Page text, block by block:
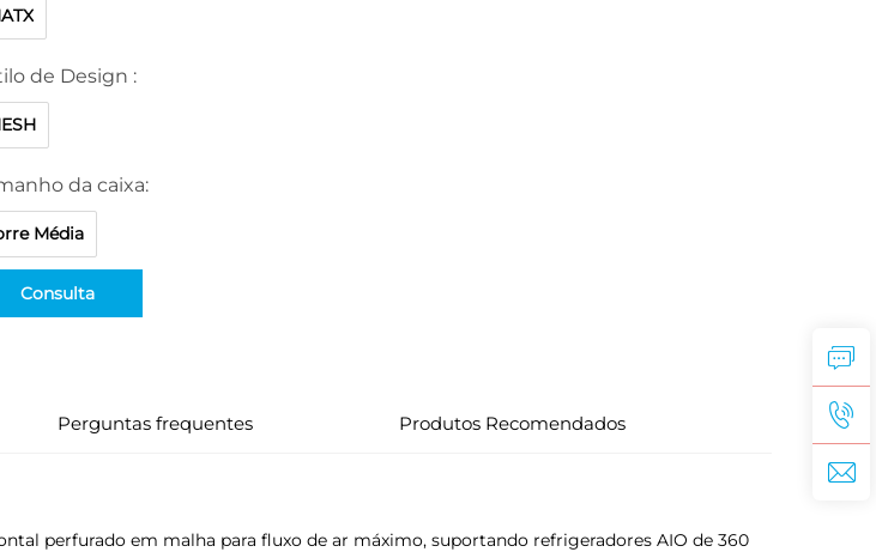
Estilo de Design :
da caixa:
Média
Consulta
Perguntas frequentes Produtos Recomendados
perfurado em malha para fluxo de ar máximo, suportando refrigeradores AIO de 360